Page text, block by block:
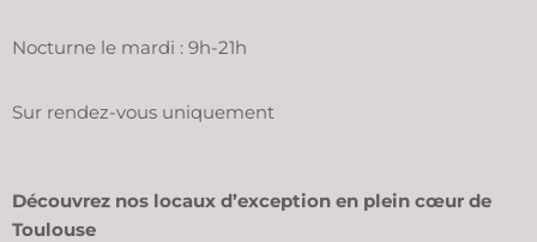
Nocturne le mardi : 9h-21h
Sur rendez-vous uniquement
Découvrez nos locaux d’exception en plein cœur de
Toulouse